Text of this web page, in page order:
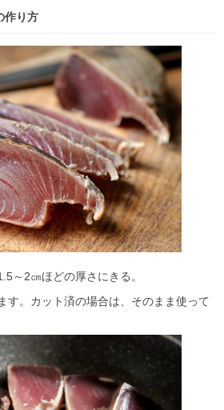
作り方
2㎝ほどの厚さにきる。
す。カット済の場合は、そのまま使って